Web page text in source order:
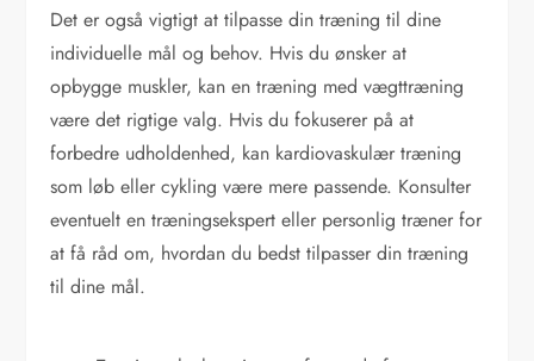
Det er også vigtigt at tilpasse din træning til dine
individuelle mål og behov. Hvis du ønsker at
opbygge muskler, kan en træning med vægttræning
være det rigtige valg. Hvis du fokuserer på at
forbedre udholdenhed, kan kardiovaskulær træning
som løb eller cykling være mere passende. Konsulter
eventuelt en træningsekspert eller personlig træner for
at få råd om, hvordan du bedst tilpasser din træning
til dine mål.